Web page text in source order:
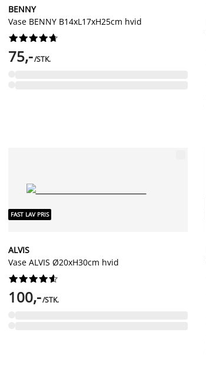
BENNY
Vase BENNY B14xL17xH25cm hvid






75,-/STK.
FAST LAV PRIS
ALVIS
Vase ALVIS Ø20xH30cm hvid






100,-/STK.